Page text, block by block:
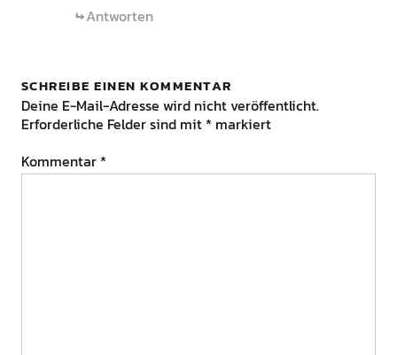
Antworten
SCHREIBE EINEN KOMMENTAR
Deine E-Mail-Adresse wird nicht veröffentlicht.
Erforderliche Felder sind mit * markiert
Kommentar *